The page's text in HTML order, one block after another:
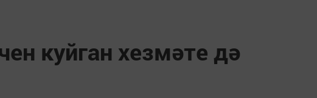
куйган хезмәте дә